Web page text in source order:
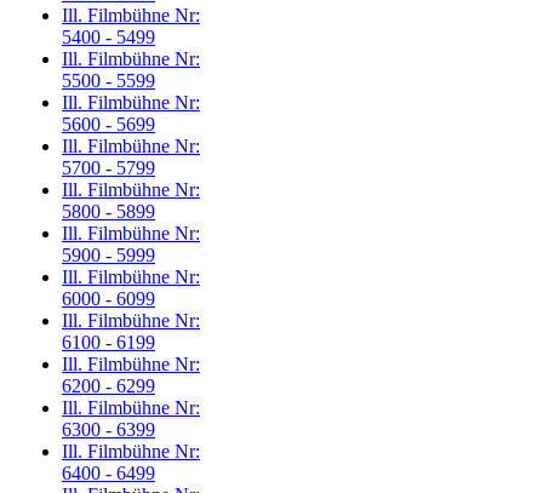
Ill. Filmbühne Nr:
5400 - 5499
Ill. Filmbühne Nr:
5500 - 5599
Ill. Filmbühne Nr:
5600 - 5699
Ill. Filmbühne Nr:
5700 - 5799
Ill. Filmbühne Nr:
5800 - 5899
Ill. Filmbühne Nr:
5900 - 5999
Ill. Filmbühne Nr:
6000 - 6099
Ill. Filmbühne Nr:
6100 - 6199
Ill. Filmbühne Nr:
6200 - 6299
Ill. Filmbühne Nr:
6300 - 6399
Ill. Filmbühne Nr:
6400 - 6499